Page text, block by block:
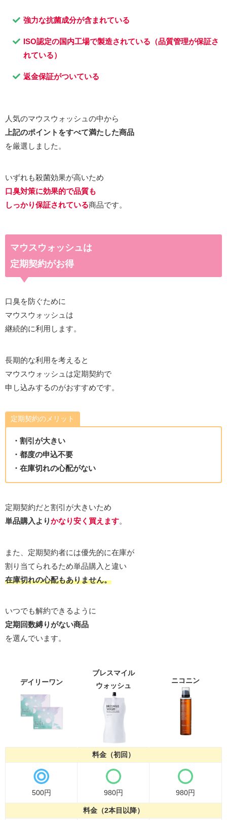
強力な抗菌成分が含まれている
ISO認定の国内工場で製造されている（品質管理が保証さ
れている）
返金保証がついている
人気のマウスウォッシュの中から
上記のポイントをすべて満たした商品
を厳選しました。
いずれも殺菌効果が高いため
口臭対策に効果的で品質も
しっかり保証されている商品です。
マウスウォッシュは
定期契約がお得
口臭を防ぐために
マウスウォッシュは
継続的に利用します。
長期的な利用を考えると
マウスウォッシュは定期契約で
申し込みするのがおすすめです。
定期契約のメリット
・割引が大きい
・都度の申込不要
・在庫切れの心配がない
定期契約だと割引が大きいため
単品購入よりかなり安く買えます。
また、定期契約者には優先的に在庫が
割り当てられるため単品購入と違い
在庫切れの心配もありません。
いつでも解約できるように
定期回数縛りがない商品
を選んでいます。
デイリーワン
ブレスマイル
ウォッシュ
ニコニン
料金（初回）
500円 980円 980円
料金（2本目以降）